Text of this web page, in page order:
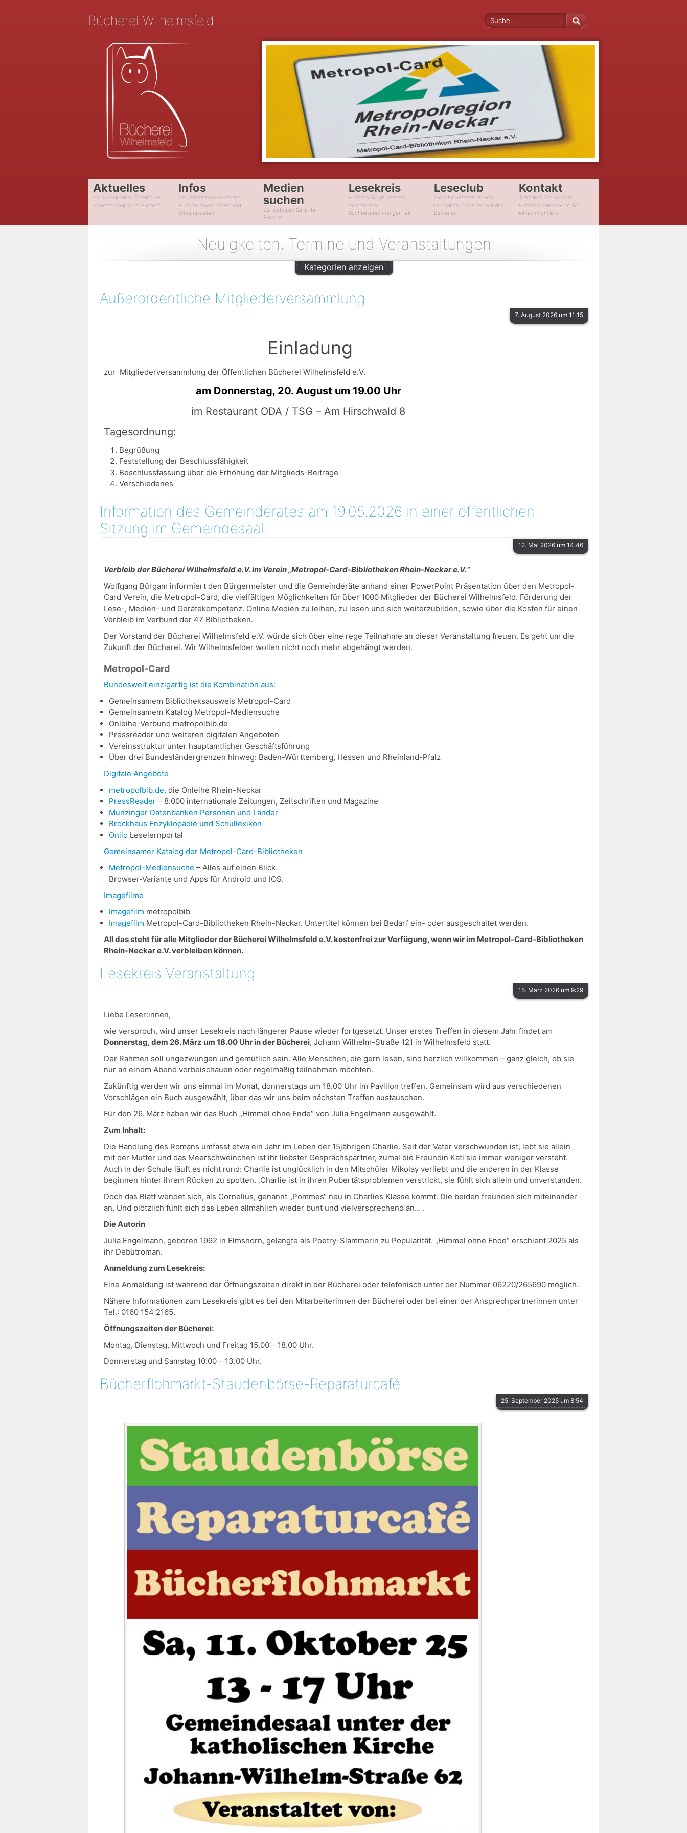
Bücherei Wilhelmsfeld
Aktuelles
Alle Neuigkeiten, Termine und
Veranstaltungen der Bücherei
Infos
Alle Informationen unserer
Bücherei sowie Preise und
Öffnungszeiten
Medien
suchen
Zur webopac Seite der
Bücherei.
Lesekreis
Nehmen Sie an unseren
monatlichen
Buchbesprechnungen teil
Leseclub
Auch für unseren kleinen
Leseratten: Der Leseclub der
Bücherei
Kontakt
Schreiben Sie uns eine
Nachricht oder sagen Sie
einfach nur Hallo
Neuigkeiten, Termine und Veranstaltungen
Kategorien anzeigen
Außerordentliche Mitgliederversammlung
7. August 2026 um 11:15
Einladung
zur Mitgliederversammlung der Öffentlichen Bücherei Wilhelmsfeld e.V.
am Donnerstag, 20. August um 19.00 Uhr
im Restaurant ODA / TSG – Am Hirschwald 8
Tagesordnung:
Begrüßung
Feststellung der Beschlussfähigkeit
Beschlussfassung über die Erhöhung der Mitglieds-Beiträge
Verschiedenes
Information des Gemeinderates am 19.05.2026 in einer öffentlichen
Sitzung im Gemeindesaal.
12. Mai 2026 um 14:46
Verbleib der Bücherei Wilhelmsfeld e.V. im Verein „Metropol-Card-Bibliotheken Rhein-Neckar e.V.“
Wolfgang Bürgam informiert den Bürgermeister und die Gemeinderäte anhand einer PowerPoint Präsentation über den Metropol-
Card Verein, die Metropol-Card, die vielfältigen Möglichkeiten für über 1000 Mitglieder der Bücherei Wilhelmsfeld. Förderung der
Lese-, Medien- und Gerätekompetenz. Online Medien zu leihen, zu lesen und sich weiterzubilden, sowie über die Kosten für einen
Verbleib im Verbund der 47 Bibliotheken.
Der Vorstand der Bücherei Wilhelmsfeld e.V. würde sich über eine rege Teilnahme an dieser Veranstaltung freuen. Es geht um die
Zukunft der Bücherei. Wir Wilhelmsfelder wollen nicht noch mehr abgehängt werden.
Metropol-Card
Bundesweit einzigartig ist die Kombination aus:
Gemeinsamem Bibliotheksausweis Metropol-Card
Gemeinsamem Katalog Metropol-Mediensuche
Onleihe-Verbund metropolbib.de
Pressreader und weiteren digitalen Angeboten
Vereinsstruktur unter hauptamtlicher Geschäftsführung
Über drei Bundesländergrenzen hinweg: Baden-Württemberg, Hessen und Rheinland-Pfalz
Digitale Angebote
metropolbib.de, die Onleihe Rhein-Neckar
PressReader – 8.000 internationale Zeitungen, Zeitschriften und Magazine
Munzinger Datenbanken Personen und Länder
Brockhaus Enzyklopädie und Schullexikon
Onilo Leselernportal
Gemeinsamer Katalog der Metropol-Card-Bibliotheken
Metropol-Mediensuche – Alles auf einen Blick.
Browser-Variante und Apps für Android und IOS.
Imagefilme
Imagefilm metropolbib
Imagefilm Metropol-Card-Bibliotheken Rhein-Neckar. Untertitel können bei Bedarf ein- oder ausgeschaltet werden.
All das steht für alle Mitglieder der Bücherei Wilhelmsfeld e.V. kostenfrei zur Verfügung, wenn wir im Metropol-Card-Bibliotheken
Rhein-Neckar e.V. verbleiben können.
Lesekreis Veranstaltung
15. März 2026 um 9:29
Liebe Leser:innen,
wie versproch, wird unser Lesekreis nach längerer Pause wieder fortgesetzt. Unser erstes Treffen in diesem Jahr findet am
Donnerstag, dem 26. März um 18.00 Uhr in der Bücherei, Johann Wilhelm-Straße 121 in Wilhelmsfeld statt.
Der Rahmen soll ungezwungen und gemütlich sein. Alle Menschen, die gern lesen, sind herzlich willkommen – ganz gleich, ob sie
nur an einem Abend vorbeischauen oder regelmäßig teilnehmen möchten.
Zukünftig werden wir uns einmal im Monat, donnerstags um 18.00 Uhr im Pavillon treffen. Gemeinsam wird aus verschiedenen
Vorschlägen ein Buch ausgewählt, über das wir uns beim nächsten Treffen austauschen.
Für den 26. März haben wir das Buch „Himmel ohne Ende“ von Julia Engelmann ausgewählt.
Zum Inhalt:
Die Handlung des Romans umfasst etwa ein Jahr im Leben der 15jährigen Charlie. Seit der Vater verschwunden ist, lebt sie allein
mit der Mutter und das Meerschweinchen ist ihr liebster Gesprächspartner, zumal die Freundin Kati sie immer weniger versteht.
Auch in der Schule läuft es nicht rund: Charlie ist unglücklich in den Mitschüler Mikolay verliebt und die anderen in der Klasse
beginnen hinter ihrem Rücken zu spotten. .Charlie ist in ihren Pubertätsproblemen verstrickt, sie fühlt sich allein und unverstanden.
Doch das Blatt wendet sich, als Cornelius, genannt „Pommes“ neu in Charlies Klasse kommt. Die beiden freunden sich miteinander
an. Und plötzlich fühlt sich das Leben allmählich wieder bunt und vielversprechend an… .
Die Autorin
Julia Engelmann, geboren 1992 in Elmshorn, gelangte als Poetry-Slammerin zu Popularität. „Himmel ohne Ende“ erschient 2025 als
ihr Debütroman.
Anmeldung zum Lesekreis:
Eine Anmeldung ist während der Öffnungszeiten direkt in der Bücherei oder telefonisch unter der Nummer 06220/265690 möglich.
Nähere Informationen zum Lesekreis gibt es bei den Mitarbeiterinnen der Bücherei oder bei einer der Ansprechpartnerinnen unter
Tel.: 0160 154 2165.
Öffnungszeiten der Bücherei:
Montag, Dienstag, Mittwoch und Freitag 15.00 – 18.00 Uhr.
Donnerstag und Samstag 10.00 – 13.00 Uhr.
Bücherflohmarkt-Staudenbörse-Reparaturcafé
25. September 2025 um 8:54